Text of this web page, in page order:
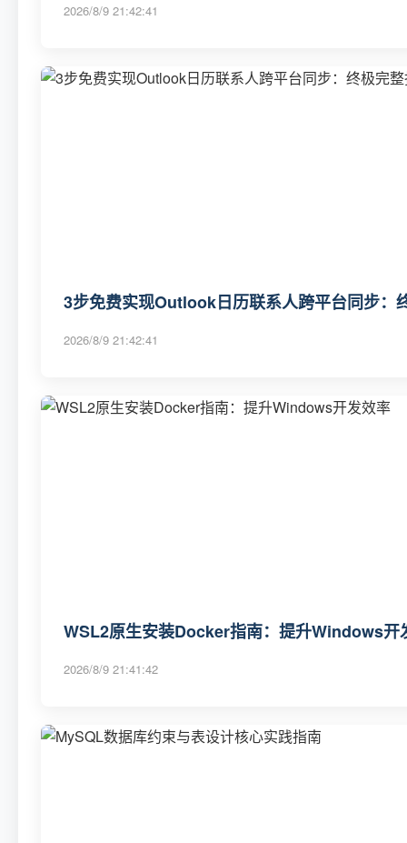
2026/8/9 21:42:41
3步免费实现Outlook日历联系人跨平台同步：
2026/8/9 21:42:41
WSL2原生安装Docker指南：提升Windows开
2026/8/9 21:41:42